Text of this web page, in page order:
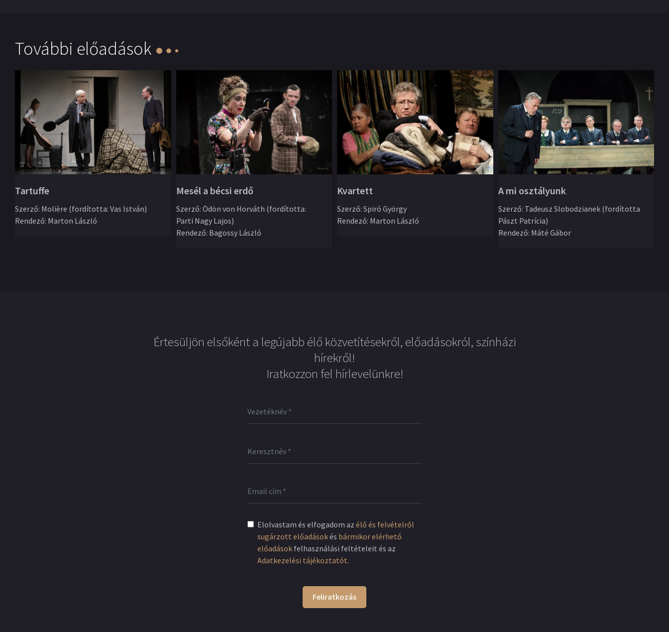
További előadások
Tartuffe
Szerző: Molière (fordította: Vas István)
Rendező: Marton László
Mesél a bécsi erdő
Szerző: Ödön von Horváth (fordította:
Parti Nagy Lajos)
Rendező: Bagossy László
Kvartett
Szerző: Spiró György
Rendező: Marton László
A mi osztályunk
Szerző: Tadeusz Slobodzianek (fordította
Pászt Patrícia)
Rendező: Máté Gábor
Értesüljön elsőként a legújabb élő közvetítésekről, előadásokról, színházi
hírekről!
Iratkozzon fel hírlevelünkre!
Elolvastam és elfogadom az élő és felvételről
sugárzott előadásokés bármikor elérhető
előadások felhasználási feltételeit és az
Adatkezelési tájékoztatót.
Feliratkozás